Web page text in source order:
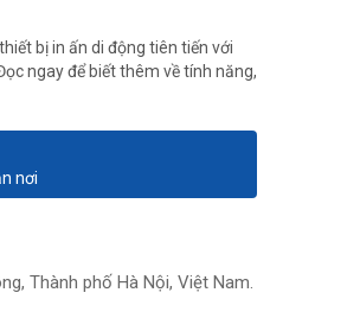
bị in ấn di động tiên tiến với
ngay để biết thêm về tính năng,
nơi
Thành phố Hà Nội, Việt Nam.